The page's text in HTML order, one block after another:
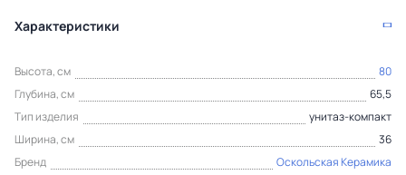
Характеристики
Высота, см
80
Глубина, см
65,5
Тип изделия
унитаз-компакт
Ширина, см
36
Бренд
Оскольская Керамика